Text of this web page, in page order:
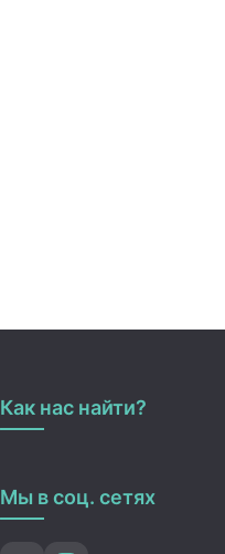
Как нас найти?
Мы в соц. сетях